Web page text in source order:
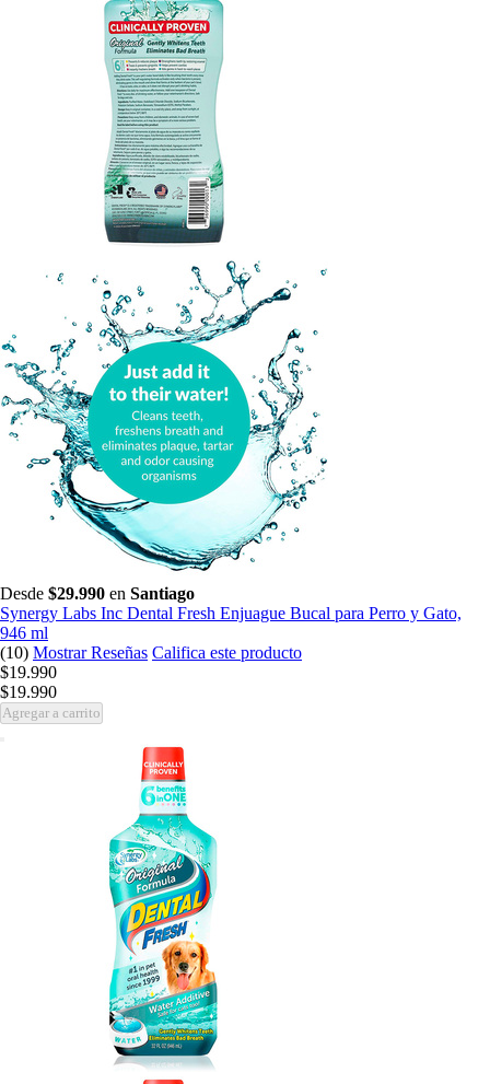
Desde $29.990 en Santiago
Synergy Labs Inc Dental Fresh Enjuague Bucal para Perro y Gato,
946 ml
(10) Mostrar Reseñas Califica este producto
$19.990
$19.990
Agregar a carrito